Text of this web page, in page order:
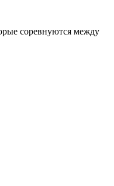
соревнуются между